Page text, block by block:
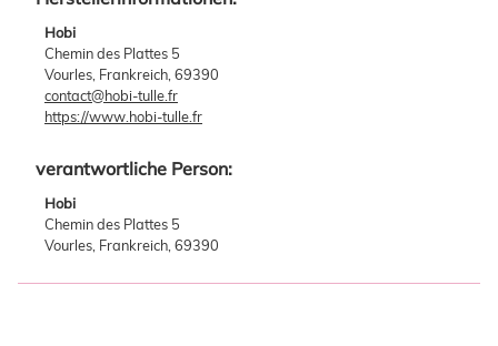
Hobi
Chemin des Plattes 5
Vourles, Frankreich, 69390
contact@hobi-tulle.fr
https://www.hobi-tulle.fr
verantwortliche Person:
Hobi
Chemin des Plattes 5
Vourles, Frankreich, 69390